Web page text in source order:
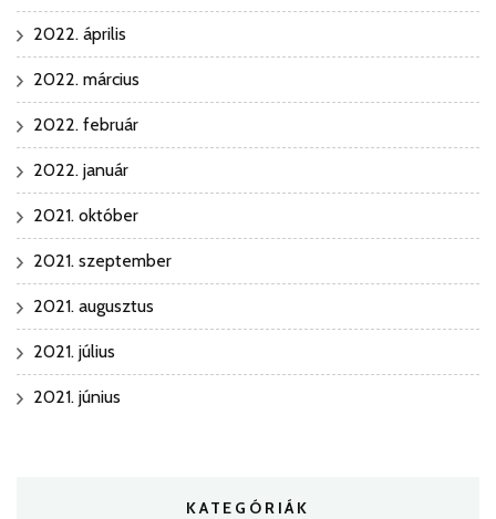
2022. április
2022. március
2022. február
2022. január
2021. október
2021. szeptember
2021. augusztus
2021. július
2021. június
KATEGÓRIÁK